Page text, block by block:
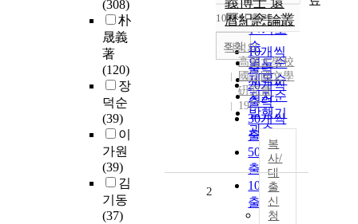
(308)
朴
晟義
著
(120)
장
덕순
(39)
이
가원
(39)
김
기동
(37)
순
인기도
순
연도순
제목순
저자순
발행기
관순
내림차순
10개씩 출력
10개씩
출력
20개씩
출력
30개씩
출력
50개씩
출력
100개씩
출력
조회
曆紀念論叢
박성의
高麗大學校
國語國文學
硏究會
1977
복
사/
대
출
신
청
2